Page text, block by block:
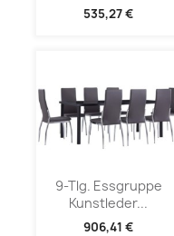
535,27 €
9-Tlg. Essgruppe
Kunstleder...
906,41 €